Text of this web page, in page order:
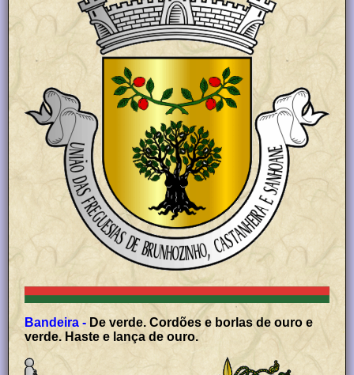
Bandeira - De verde. Cordões e borlas de ouro e
verde. Haste e lança de ouro.